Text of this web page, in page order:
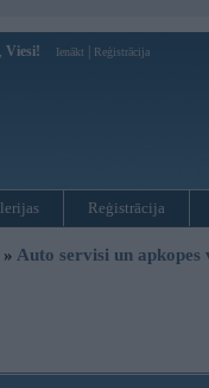
Viesi! Ienākt Reģistrācija
Reģistrācija
» Auto servisi un apkopes